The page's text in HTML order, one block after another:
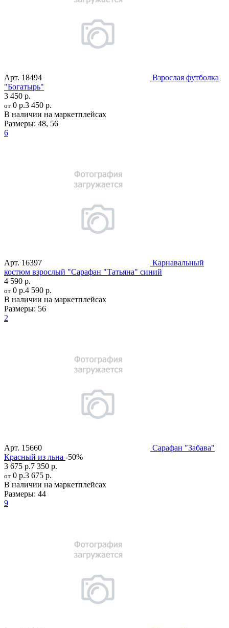
Арт. 18494
Взрослая футболка
"Богатырь"
3 450 р.
от 0 р.3 450 р.
В наличии на маркетплейсах
Размеры: 48, 56
6
Арт. 16397
Карнавальный
костюм взрослый "Сарафан "Татьяна" синий
4 590 р.
от 0 р.4 590 р.
В наличии на маркетплейсах
Размеры: 56
2
Арт. 15660
Сарафан "Забава"
Красный из льна -50%
3 675 р.7 350 р.
от 0 р.3 675 р.
В наличии на маркетплейсах
Размеры: 44
9